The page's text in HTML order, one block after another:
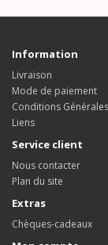
Information
Livraison
Mode de paiement
Conditions
Liens
Service client
Nous contacter
Plan du site
Extras
Chèques-cadeaux